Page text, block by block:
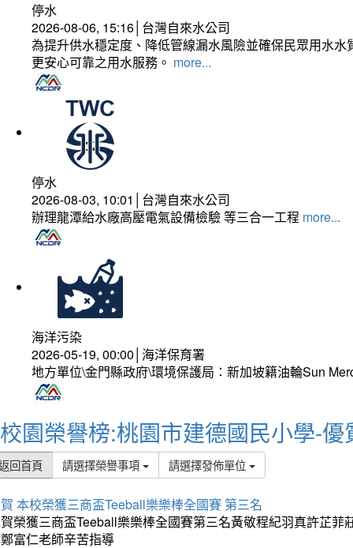
停水
2026-08-06, 15:16│台灣自來水公司
為提升供水穩定度、降低管線漏水風險並確保民眾用水
更安心可靠之用水服務。 more...
停水
2026-08-03, 10:01│台灣自來水公司
辦理龍潭給水廠高壓電氣設備檢驗 等三合一工程 more...
海洋污染
2026-05-19, 00:00│海洋保育署
地方單位\金門縣政府\環境保護局：新加坡籍油輪Sun
校園榮譽榜:桃園市建德國民小學-優
回首頁 請選擇榮譽事項 請選擇發佈單位
本校榮獲三商盃Teeball樂樂棒全國賽 第三名
榮獲三商盃Teeball樂樂棒全國賽第三名黃敬程紀羽真許芷
富仁老師辛苦指導